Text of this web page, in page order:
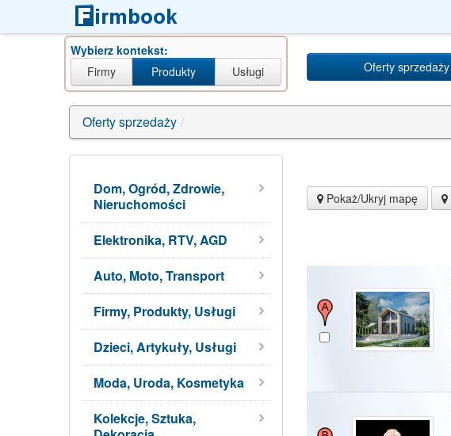
Wybierz kontekst:
Firmy
Produkty Usługi Oferty sprzedaży
Oferty sprzedaży /
Dom, Ogród, Zdrowie,
Nieruchomości
Elektronika, RTV, AGD
Auto, Moto, Transport
Firmy, Produkty, Usługi
Dzieci, Artykuły, Usługi
Moda, Uroda, Kosmetyka
Kolekcje, Sztuka,
Pokaż/Ukryj mapę